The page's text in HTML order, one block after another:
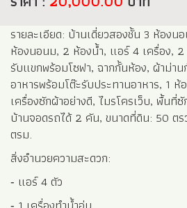
‐ ชุดโซฟา, โต๊ะรับประทานอาหาร, ผ้าม่
ของโชว์
‐ ชุดตู้เสื้อผ้า, เตียงนอน, โต๊ะเครื่องแ
‐ ฉีดยากันปลวก, มด, แมลง ฟรี 3 เดือ
‐ สวนสาธารณะในหมู่บ้าน พร้อม ร.ป.ภ
‐ ประกันเครื่องใช้ไฟฟ้า และเฟอร์นิเจอ
‐ ทำสัญญาขั้นต่ำ 1 ปี